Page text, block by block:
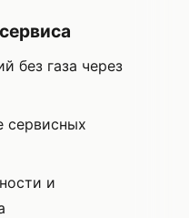
без газа через
сервисных
и